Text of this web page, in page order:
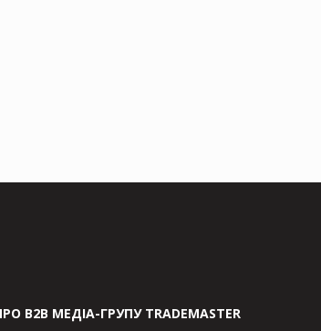
В2В МЕДІА-ГРУПУ TRADEMASTER